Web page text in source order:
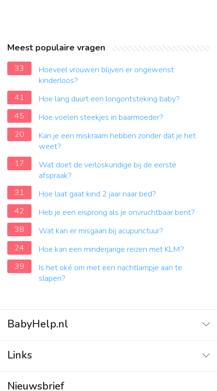
Meest populaire vragen
33
Hoeveel vrouwen blijven er ongewenst
kinderloos?
41
Hoe lang duurt een longontsteking baby?
45
Hoe voelen steekjes in baarmoeder?
20
Kan je een miskraam hebben zonder dat je het
weet?
17
Wat doet de verloskundige bij de eerste
afspraak?
31
Hoe laat gaat kind 2 jaar naar bed?
42
Heb je een eisprong als je onvruchtbaar bent?
38
Wat kan er misgaan bij acupunctuur?
24
Hoe kan een minderjarige reizen met KLM?
39
Is het oké om met een nachtlampje aan te
slapen?
BabyHelp.nl
Vraag & Antwoord
Links
Nieuwsbrief